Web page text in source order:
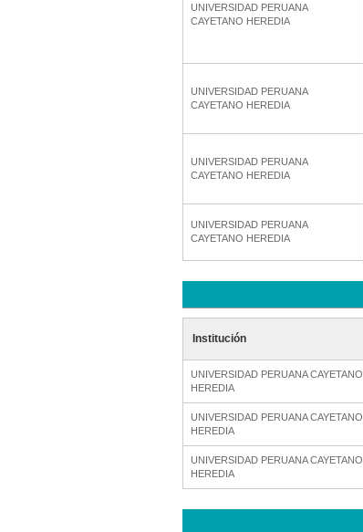
UNIVERSIDAD PERUANA
CAYETANO HEREDIA
UNIVERSIDAD PERUANA
CAYETANO HEREDIA
UNIVERSIDAD PERUANA
CAYETANO HEREDIA
UNIVERSIDAD PERUANA
CAYETANO HEREDIA
Institución
UNIVERSIDAD PERUANA CAYETANO
HEREDIA
UNIVERSIDAD PERUANA CAYETANO
HEREDIA
UNIVERSIDAD PERUANA CAYETANO
HEREDIA